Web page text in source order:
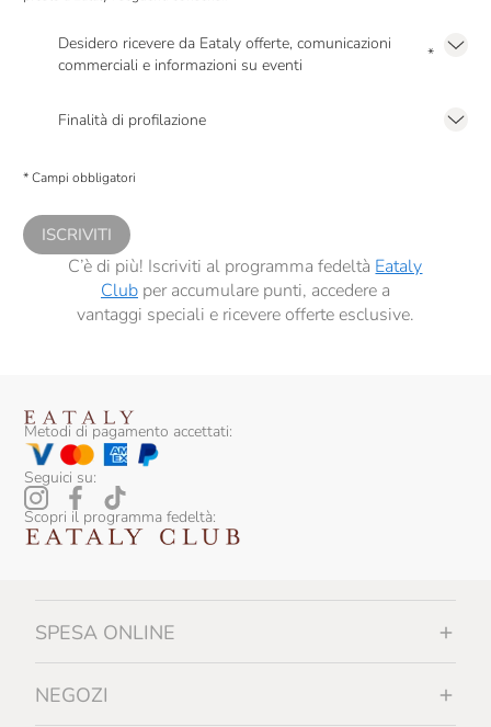
Desidero ricevere da Eataly offerte, comunicazioni
commerciali e informazioni su eventi
*
Finalità di profilazione
comunicazioni commerciali personalizzate, in caso di consenso prestato ai
* Campi obbligatori
ISCRIVITI
C’è di più! Iscriviti al programma fedeltà Eataly
Clubper accumulare punti, accedere a
vantaggi speciali e ricevere offerte esclusive.
Metodi di pagamento accettati:
Seguici su:
Scopri il programma fedeltà:
SPESA ONLINE
NEGOZI